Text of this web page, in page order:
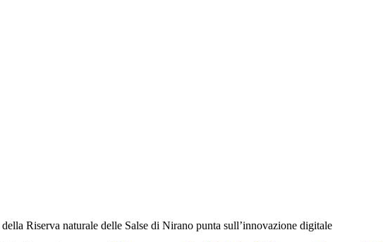
Riserva naturale delle Salse di Nirano punta sull’innovazione digitale